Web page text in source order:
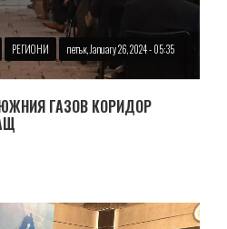
РЕГИОНИ петък, January 26, 2024 - 05:35
ГАЗОВ КОРИДОР